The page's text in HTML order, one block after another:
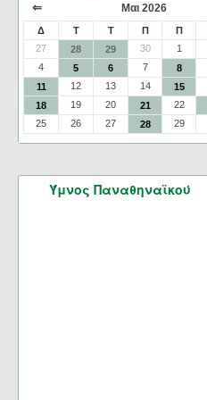
⇐ Μαι 2026
Δ Τ Τ Π Π
27
28 29 30 1
4
5 6 7 8
11
12 13 14 15
18
19 20 21 22
25
26 27 28 29
Ύμνος Παναθηναϊκού